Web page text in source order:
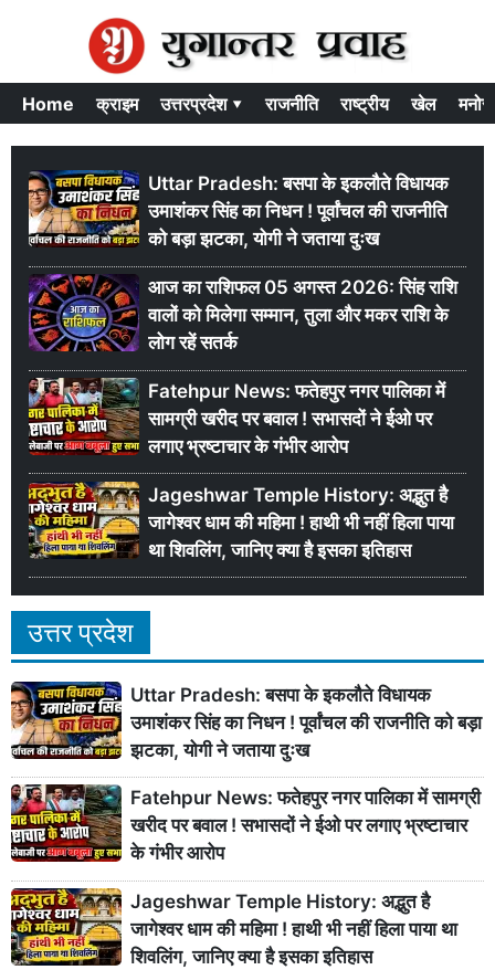
Home क्राइम उत्तरप्रदेश ▾ राजनीति राष्ट्रीय खेल
Uttar Pradesh: बसपा के इकलौते विधायक
उमाशंकर सिंह का निधन ! पूर्वांचल की राजनीति
को बड़ा झटका, योगी ने जताया दुःख
आज का राशिफल 05 अगस्त 2026: सिंह राशि
वालों को मिलेगा सम्मान, तुला और मकर राशि के
लोग रहें सतर्क
Fatehpur News: फतेहपुर नगर पालिका में
सामग्री खरीद पर बवाल ! सभासदों ने ईओ पर
लगाए भ्रष्टाचार के गंभीर आरोप
Jageshwar Temple History: अद्भुत है
जागेश्वर धाम की महिमा ! हाथी भी नहीं हिला पाया
था शिवलिंग, जानिए क्या है इसका इतिहास
उत्तर प्रदेश
Uttar Pradesh: बसपा के इकलौते विधायक
उमाशंकर सिंह का निधन ! पूर्वांचल की राजनीति को बड़ा
झटका, योगी ने जताया दुःख
Fatehpur News: फतेहपुर नगर पालिका में सामग्री
खरीद पर बवाल ! सभासदों ने ईओ पर लगाए भ्रष्टाचार
के गंभीर आरोप
Jageshwar Temple History: अद्भुत है
जागेश्वर धाम की महिमा ! हाथी भी नहीं हिला पाया था
शिवलिंग, जानिए क्या है इसका इतिहास